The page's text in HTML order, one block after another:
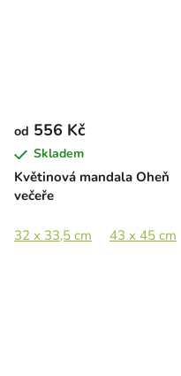
Květinová mandala Oheň
večeře
od 556 Kč
Skladem
32 x 33,5 cm 43 x 45 cm